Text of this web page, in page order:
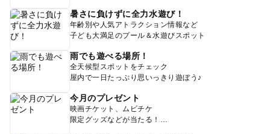
暑さに負けずに全力水遊び！
年齢別や人気アトラクション情報など
子ども大満足のプール＆水遊びスポット
雨でも遊べる場所！
全天候型スポットをチェック
屋内で一日たっぷり思いっきり遊ぼう♪
今月のプレゼント
映画チケット、ムビチケ
限定グッズなどが当たる！